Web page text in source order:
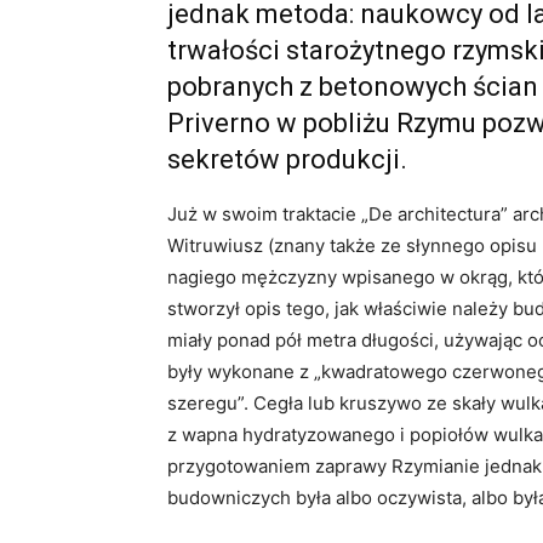
jednak metoda: naukowcy od
trwałości starożytnego
pobranych z betonowych
Priverno w pobliżu Rzymu
sekretów produkcji.
Już w swoim traktacie „De architectura”
Witruwiusz (znany także ze słynnego
nagiego mężczyzny wpisanego w okrąg,
stworzył opis tego, jak właściwie należy
miały ponad pół metra długości,
były wykonane z „kwadratowego
szeregu”. Cegła lub kruszywo ze skały
z wapna hydratyzowanego i popiołów
przygotowaniem zaprawy Rzymianie
budowniczych była albo oczywista, albo